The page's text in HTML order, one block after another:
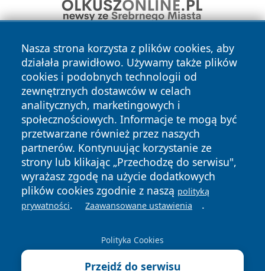
Nasza strona korzysta z plików cookies, aby
działała prawidłowo. Używamy także plików
cookies i podobnych technologii od
zewnętrznych dostawców w celach
analitycznych, marketingowych i
społecznościowych. Informacje te mogą być
przetwarzane również przez naszych
partnerów. Kontynuując korzystanie ze
strony lub klikając „Przechodzę do serwisu",
wyrażasz zgodę na użycie dodatkowych
plików cookies zgodnie z naszą polityką
prywatności. Zaawansowane ustawienia .
Polityka Cookies
Przejdź do serwisu
Copyright © 2026 kochamsiedlce.pl Wszystkie prawa
zastrzeżone.
News Autorzy
Polityka
Prywatności
Polityka
Cookies